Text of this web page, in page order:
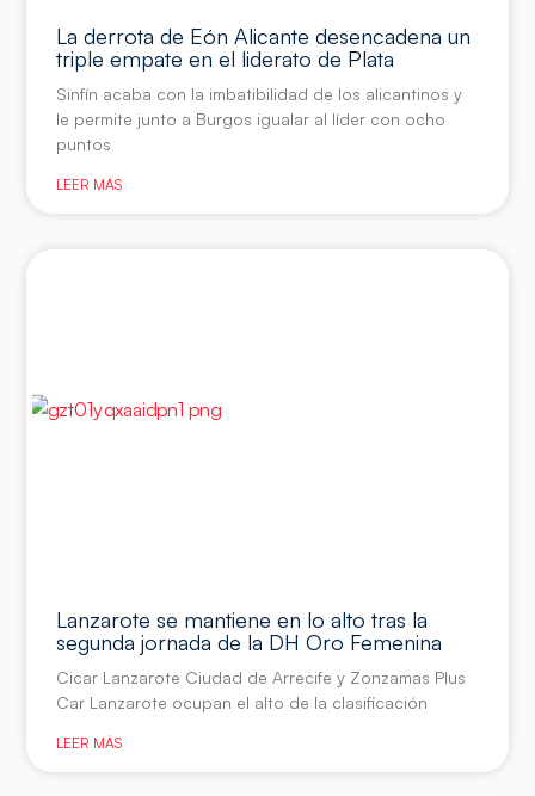
La derrota de Eón Alicante desencadena un
triple empate en el liderato de Plata
Sinfín acaba con la imbatibilidad de los alicantinos y
le permite junto a Burgos igualar al líder con ocho
puntos
LEER MÁS
Lanzarote se mantiene en lo alto tras la
segunda jornada de la DH Oro Femenina
Cicar Lanzarote Ciudad de Arrecife y Zonzamas Plus
Car Lanzarote ocupan el alto de la clasificación
LEER MÁS